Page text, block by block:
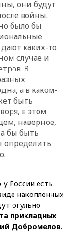
они будут
войны.
было бы
каких-то
случае и
В
а в каком-
быть
в этом
наверное,
бы быть
определить
России есть
накопленных
огульно
прикладных
Добромелов.